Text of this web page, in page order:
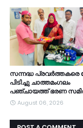
സന്നദ്ധ പ്രവർത്തകരെ
പിടിച്ചു ചാത്തമംഗലം
പഞ്ചായത്ത്‌ ഭരണ
August 06, 2026